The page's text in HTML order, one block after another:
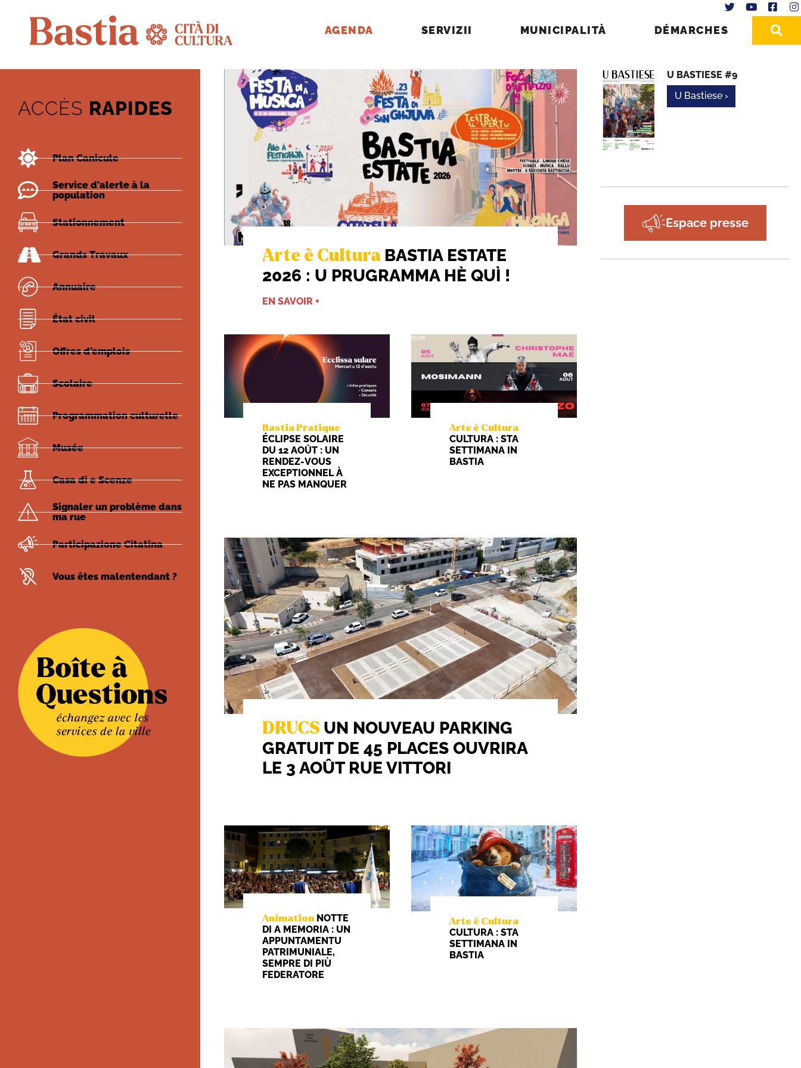
AGENDA SERVIZII MUNICIPALITÀ DÉMARCHES
ACCÈS RAPIDES
Plan Canicule
Service d'alerte à la
population
Stationnement
Grands Travaux
Annuaire
État civil
Offres d'emplois
Scolaire
Programmation culturelle
Musée
Casa di e Scenze
Signaler un problème dans
ma rue
Participazione Citatina
Vous êtes malentendant ?
Arte è Cultura BASTIA ESTATE
2026 : U PRUGRAMMA HÈ QUÌ !
EN SAVOIR +
Bastia Pratique
ÉCLIPSE SOLAIRE
DU 12 AOÛT : UN
RENDEZ-VOUS
EXCEPTIONNEL À
NE PAS MANQUER
Arte è Cultura
CULTURA : STA
SETTIMANA IN
BASTIA
DRUCS UN NOUVEAU PARKING
GRATUIT DE 45 PLACES OUVRIRA
LE 3 AOÛT RUE VITTORI
Animation NOTTE
DI A MEMORIA : UN
APPUNTAMENTU
PATRIMUNIALE,
SEMPRE DI PIÙ
FEDERATORE
Arte è Cultura
CULTURA : STA
SETTIMANA IN
BASTIA
U BASTIESE #9
U Bastiese ›
Espace presse